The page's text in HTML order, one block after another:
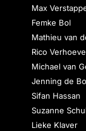
Max
Femke Bol
Mathieu van
Rico
Michael van
Jenning de
Sifan Hassan
Suzanne
Lieke Klaver